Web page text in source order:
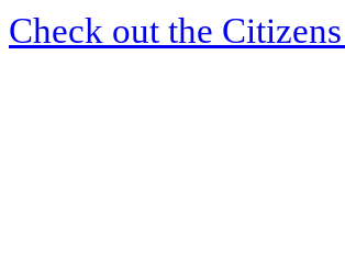
Check out the